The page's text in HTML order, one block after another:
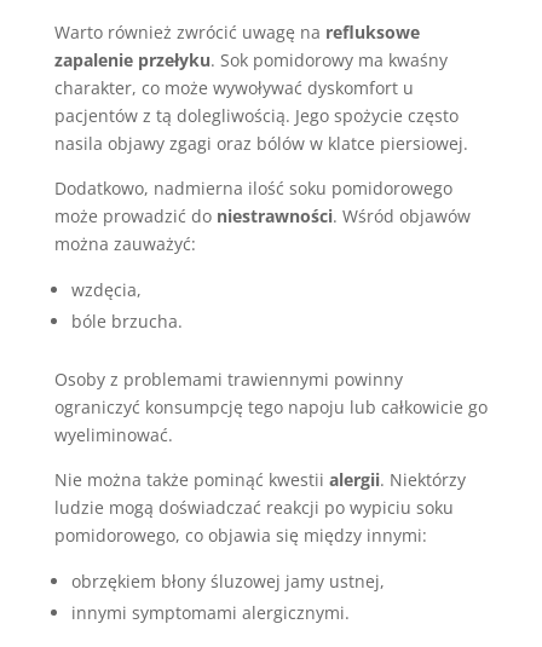
Warto również zwrócić uwagę na refluksowe
zapalenie przełyku. Sok pomidorowy ma kwaśny
charakter, co może wywoływać dyskomfort u
pacjentów z tą dolegliwością. Jego spożycie często
nasila objawy zgagi oraz bólów w klatce piersiowej.
Dodatkowo, nadmierna ilość soku pomidorowego
może prowadzić do niestrawności. Wśród objawów
można zauważyć:
wzdęcia,
bóle brzucha.
Osoby z problemami trawiennymi powinny
ograniczyć konsumpcję tego napoju lub całkowicie go
wyeliminować.
Nie można także pominąć kwestii alergii. Niektórzy
ludzie mogą doświadczać reakcji po wypiciu soku
pomidorowego, co objawia się między innymi:
obrzękiem błony śluzowej jamy ustnej,
innymi symptomami alergicznymi.